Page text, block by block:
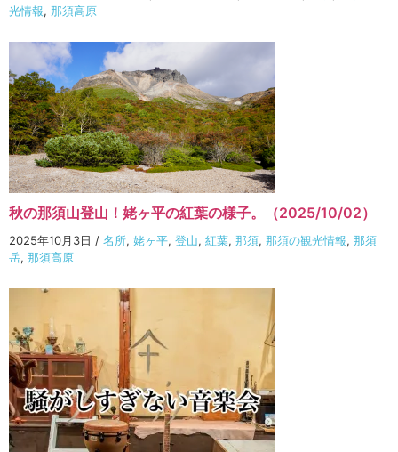
光情報, 那須高原
秋の那須山登山！姥ヶ平の紅葉の様子。（2025/10/02）
2025年10月3日 / 名所, 姥ヶ平, 登山, 紅葉, 那須, 那須の観光情報, 那須
岳, 那須高原